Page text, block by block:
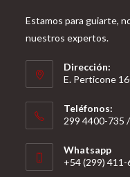
Estamos para guiarte,
nuestros expertos.
Dirección:
E. Perticone
Teléfonos:
299 4400-735
abre
en
Whatsapp
+54 (299)